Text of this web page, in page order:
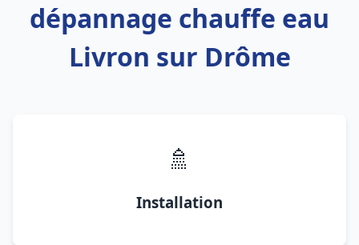
dépannage chauffe eau
Livron sur Drôme
🚿
Installation